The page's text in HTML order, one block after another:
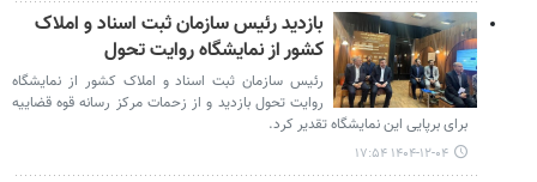
بازدید رئیس سازمان ثبت اسناد و املاک
کشور از نمایشگاه روایت تحول
رئیس سازمان ثبت اسناد و املاک کشور از نمایشگاه
روایت تحول بازدید و از زحمات مرکز رسانه قوه قضاییه
برای برپایی این نمایشگاه تقدیر کرد.
۱۴۰۴-۱۲-۰۴ ۱۷:۵۴